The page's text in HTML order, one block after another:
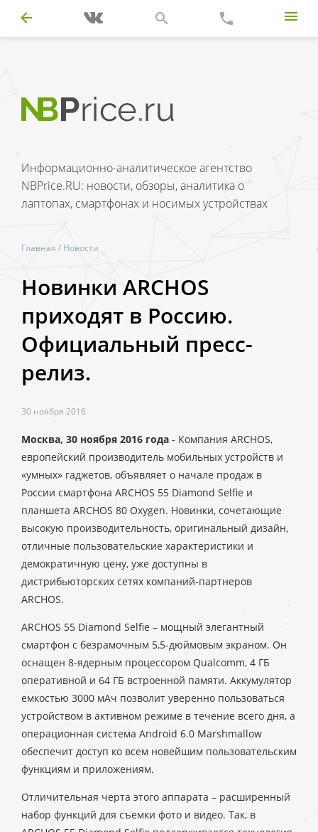
Информационно-аналитическое агентство
NBPrice.RU: новости, обзоры, аналитика о
лаптопах, смартфонах и носимых устройствах
Главная / Новости
Новинки ARCHOS
приходят в Россию.
Официальный пресс-
релиз.
30 ноября 2016
Москва, 30 ноября 2016 года - Компания ARCHOS,
европейский производитель мобильных устройств и
«умных» гаджетов, объявляет о начале продаж в
России смартфона ARCHOS 55 Diamond Selfie и
планшета ARCHOS 80 Oxygen. Новинки, сочетающие
высокую производительность, оригинальный дизайн,
отличные пользовательские характеристики и
демократичную цену, уже доступны в
дистрибьюторских сетях компаний-партнеров
ARCHOS.
ARCHOS 55 Diamond Selfie – мощный элегантный
смартфон с безрамочным 5,5-дюймовым экраном. Он
оснащен 8-ядерным процессором Qualcomm, 4 ГБ
оперативной и 64 ГБ встроенной памяти. Аккумулятор
емкостью 3000 мАч позволит уверенно пользоваться
устройством в активном режиме в течение всего дня, а
операционная система Android 6.0 Marshmallow
обеспечит доступ ко всем новейшим пользовательским
функциям и приложениям.
Отличительная черта этого аппарата – расширенный
набор функций для съемки фото и видео. Так, в